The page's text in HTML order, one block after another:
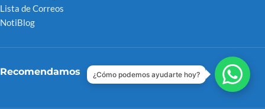
Lista de Correos
NotiBlog
Recomendamos ¿Cómo podemos ayudarte hoy?